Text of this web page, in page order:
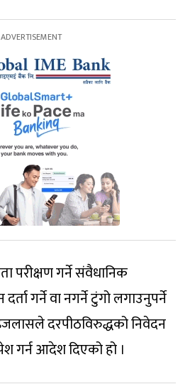
परीक्षण गर्ने संवैधानिक
गर्ने वा नगर्ने टुंगो लगाउनुपर्ने
दरपीठविरुद्धको निवेदन
गर्न आदेश दिएको हो ।